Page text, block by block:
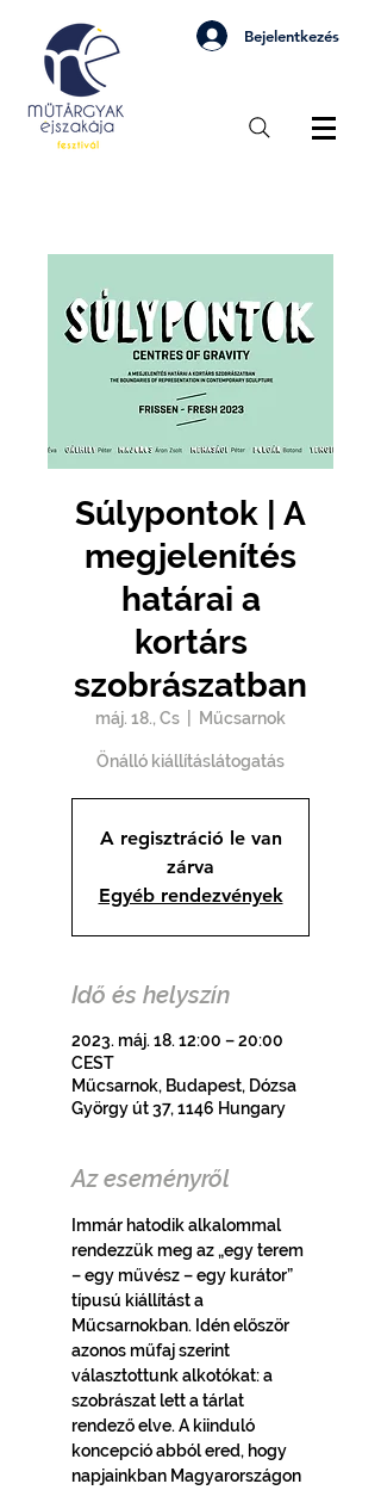
Bejelentkezés
Súlypontok | A
megjelenítés
határai a
kortárs
szobrászatban
máj. 18., Cs Műcsarnok
Önálló kiállításlátogatás
A regisztráció le van
zárva
Egyéb rendezvények
Idő és helyszín
2023. máj. 18. 12:00 – 20:00
CEST
Műcsarnok, Budapest, Dózsa
György út 37, 1146 Hungary
Az eseményről
Immár hatodik alkalommal
rendezzük meg az „egy terem
– egy művész – egy kurátor”
típusú kiállítást a
Műcsarnokban. Idén először
azonos műfaj szerint
választottunk alkotókat: a
szobrászat lett a tárlat
rendező elve. A kiinduló
koncepció abból ered, hogy
napjainkban Magyarországon